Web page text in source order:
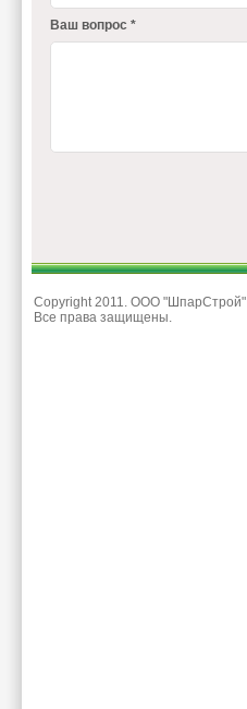
Ваш вопрос *
Copyright 2011. ООО "ШпарСтрой"
Все права защищены.